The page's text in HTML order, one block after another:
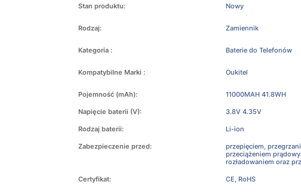
Stan produktu: Nowy
Rodzaj: Zamiennik
Kategoria : Baterie do Telefonów
Kompatybilne Marki : Oukitel
Pojemność (mAh): 11000MAH 41.8WH
Napięcie baterii (V): 3.8V 4.35V
Rodzaj baterii: Li-ion
Zabezpieczenie przed:
przepięciem,
przeciążeniem
rozładowaniem oraz
Certyfikat: CE, RoHS